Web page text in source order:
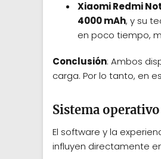
Xiaomi Redmi
4000 mAh, y su
en poco tiempo,
Conclusión: Ambos
carga. Por lo tanto, en
Sistema
El software y la
influyen directamente